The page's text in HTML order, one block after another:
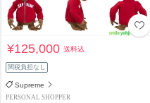
¥125,000送料込
関税負担なし
Supreme
PERSONAL SHOPPER